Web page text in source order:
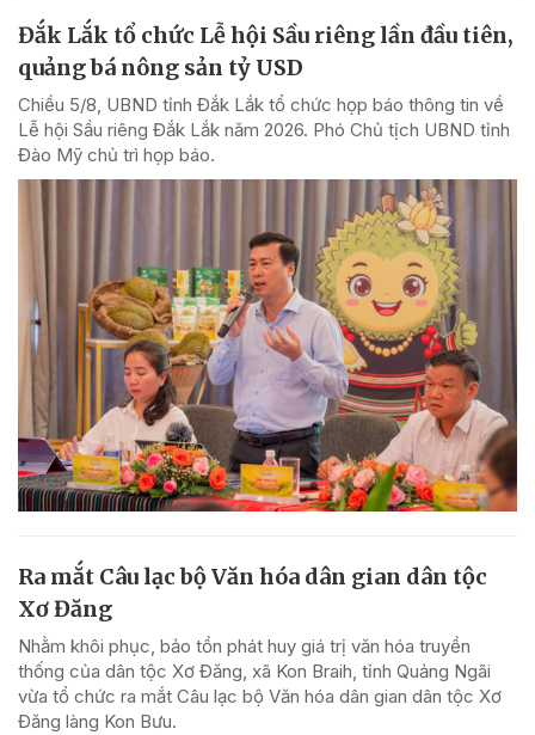
Đắk Lắk tổ chức Lễ hội Sầu riêng lần đầu tiên,
quảng bá nông sản tỷ USD
Chiều 5/8, UBND tỉnh Đắk Lắk tổ chức họp báo thông tin về
Lễ hội Sầu riêng Đắk Lắk năm 2026. Phó Chủ tịch UBND tỉnh
Đào Mỹ chủ trì họp báo.
Ra mắt Câu lạc bộ Văn hóa dân gian dân tộc
Xơ Đăng
Nhằm khôi phục, bảo tồn phát huy giá trị văn hóa truyền
thống của dân tộc Xơ Đăng, xã Kon Braih, tỉnh Quảng Ngãi
vừa tổ chức ra mắt Câu lạc bộ Văn hóa dân gian dân tộc Xơ
Đăng làng Kon Bưu.